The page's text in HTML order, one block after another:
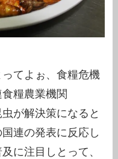
てよぉ、食糧危機
糧農業機関
が解決策になると
連の発表に反応し
に注目しとって、